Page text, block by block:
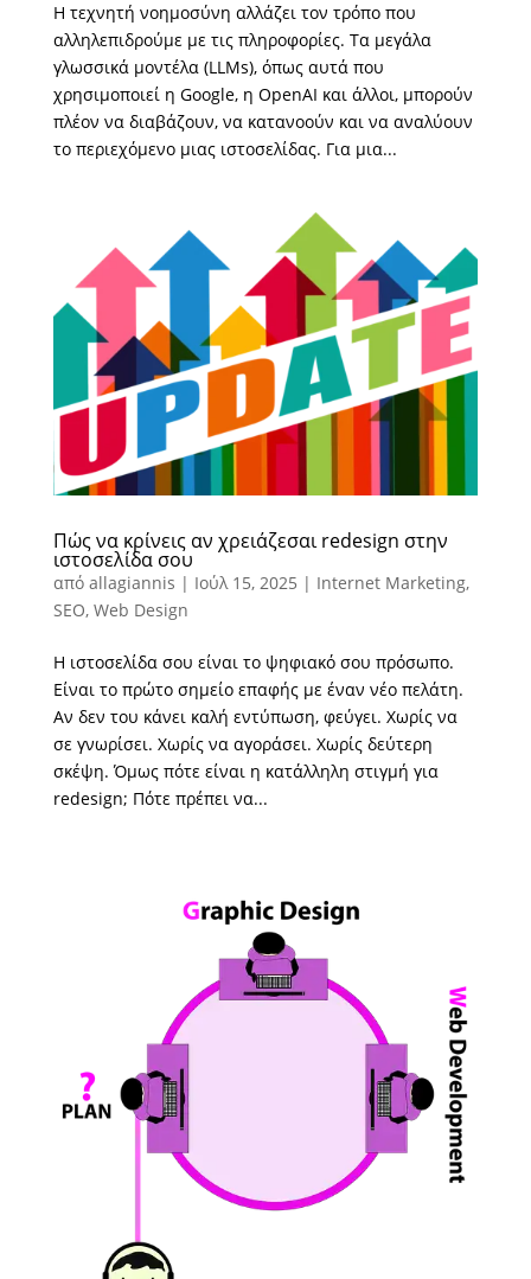
Η τεχνητή νοημοσύνη αλλάζει τον τρόπο που
αλληλεπιδρούμε με τις πληροφορίες. Τα μεγάλα
γλωσσικά μοντέλα (LLMs), όπως αυτά που
χρησιμοποιεί η Google, η OpenAI και άλλοι, μπορούν
πλέον να διαβάζουν, να κατανοούν και να αναλύουν
το περιεχόμενο μιας ιστοσελίδας. Για μια...
Πώς να κρίνεις αν χρειάζεσαι redesign στην
ιστοσελίδα σου
από allagiannis | Ιούλ 15, 2025 | Internet Marketing,
SEO, Web Design
Η ιστοσελίδα σου είναι το ψηφιακό σου πρόσωπο.
Είναι το πρώτο σημείο επαφής με έναν νέο πελάτη.
Αν δεν του κάνει καλή εντύπωση, φεύγει. Χωρίς να
σε γνωρίσει. Χωρίς να αγοράσει. Χωρίς δεύτερη
σκέψη. Όμως πότε είναι η κατάλληλη στιγμή για
redesign; Πότε πρέπει να...